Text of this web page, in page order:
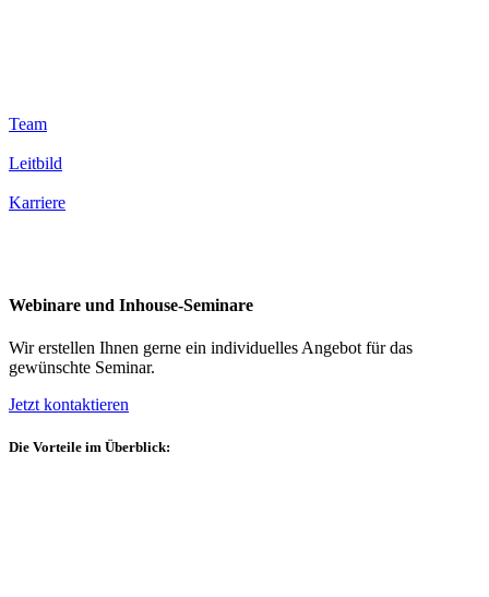
Team
Leitbild
Karriere
Webinare und Inhouse-Seminare
Wir erstellen Ihnen gerne ein individuelles Angebot für das
gewünschte Seminar.
Jetzt kontaktieren
Die Vorteile im Überblick: